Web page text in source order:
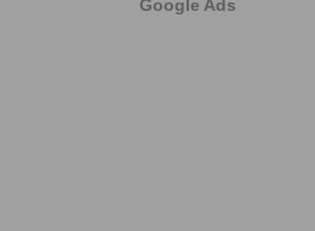
Google Ads